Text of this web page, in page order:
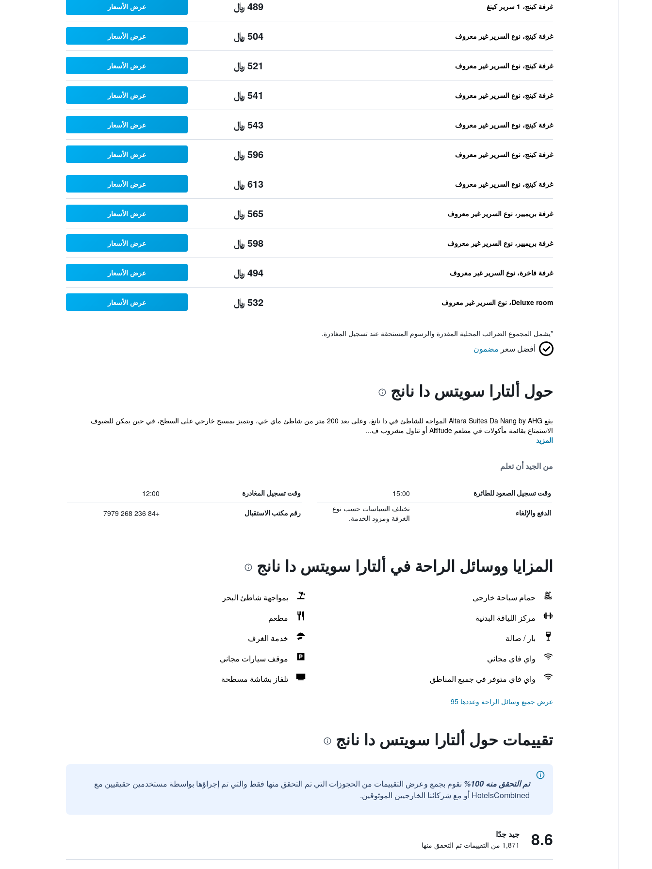
غرفة كينج، 1 سرير كينغ 489 ﷼ عرض الأسعار
غرفة كينج، نوع السرير غير معروف 504 ﷼ عرض الأسعار
غرفة كينج، نوع السرير غير معروف 521 ﷼ عرض الأسعار
غرفة كينج، نوع السرير غير معروف 541 ﷼ عرض الأسعار
غرفة كينج، نوع السرير غير معروف 543 ﷼ عرض الأسعار
غرفة كينج، نوع السرير غير معروف 596 ﷼ عرض الأسعار
غرفة كينج، نوع السرير غير معروف 613 ﷼ عرض الأسعار
غرفة بريميير، نوع السرير غير معروف 565 ﷼ عرض الأسعار
غرفة بريميير، نوع السرير غير معروف 598 ﷼ عرض الأسعار
غرفة فاخرة، نوع السرير غير معروف 494 ﷼ عرض الأسعار
Deluxe room، نوع السرير غير معروف 532 ﷼ عرض الأسعار
*يشمل المجموع الضرائب المحلية المقدرة والرسوم المستحقة عند تسجيل المغادرة.
أفضل سعر مضمون
حول ألتارا سويتس دا نانج
يقع Altara Suites Da Nang by AHG المواجه للشاطئ في دا نانغ، وعلى بعد 200 متر من شاطئ ماي خي، ويتميز بمسبح خارجي على السطح، في حين يمكن للضيوف
الاستمتاع بقائمة مأكولات في مطعم Altitude أو تناول مشروب ف...
المزيد
من الجيد أن تعلم
وقت تسجيل الصعود للطائرة 15:00 وقت تسجيل المغادرة 12:00
الدفع والإلغاء
تختلف السياسات حسب نوع
الغرفة ومزود الخدمة.
رقم مكتب الاستقبال +84 236 268 7979
المزايا ووسائل الراحة في ألتارا سويتس دا نانج
حمام سباحة خارجي
بمواجهة شاطئ البحر
مركز اللياقة البدنية
مطعم
بار / صالة
خدمة الغرف
واي فاي مجاني
موقف سيارات مجاني
واي فاي متوفر في جميع المناطق
تلفاز بشاشة مسطحة
عرض جميع وسائل الراحة وعددها 95
تقييمات حول ألتارا سويتس دا نانج
تم التحقق منه 100%
نقوم بجمع وعرض التقييمات من الحجوزات التي تم التحقق منها فقط والتي تم إجراؤها بواسطة مستخدمين حقيقيين مع
HotelsCombined أو مع شركائنا الخارجيين الموثوقين.
8.6 جيد جدًا
1,871 من التقييمات تم التحقق منها